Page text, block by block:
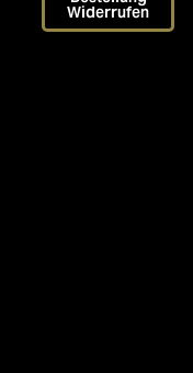
Widerrufen